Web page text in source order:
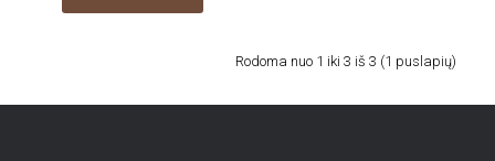
Rodoma nuo 1 iki 3 iš 3 (1 puslapių)